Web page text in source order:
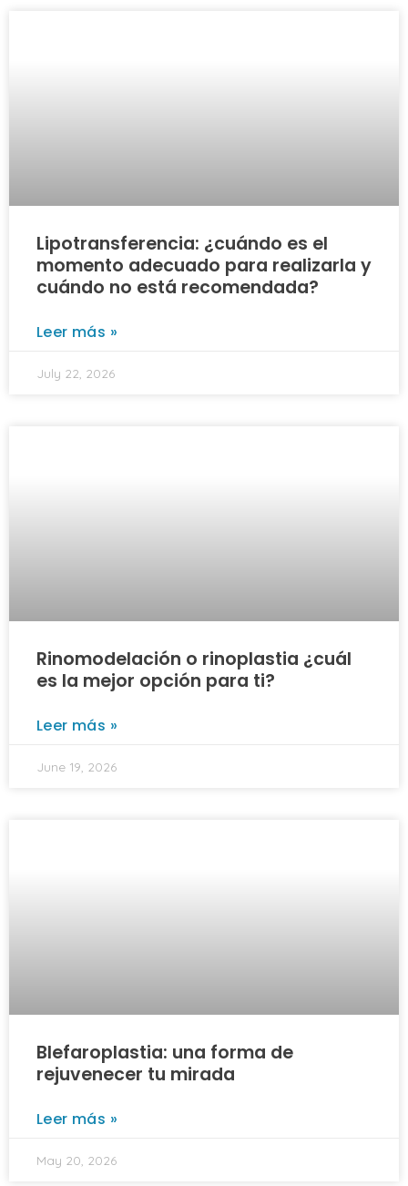
Lipotransferencia: ¿cuándo es el
momento adecuado para realizarla y
cuándo no está recomendada?
Leer más »
July 22, 2026
Rinomodelación o rinoplastia ¿cuál
es la mejor opción para ti?
Leer más »
June 19, 2026
Blefaroplastia: una forma de
rejuvenecer tu mirada
Leer más »
May 20, 2026